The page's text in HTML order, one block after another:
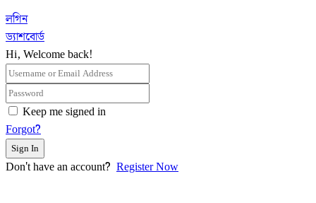
লগিন
ড্যাশবোর্ড
Hi, Welcome back!
Keep me signed in
Forgot?
Sign In
Don't have an account? Register Now